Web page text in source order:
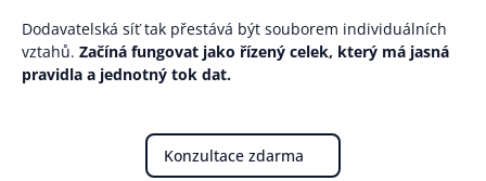
Dodavatelská síť tak přestává být souborem individuálních
vztahů. Začíná fungovat jako řízený celek, který má jasná
pravidla a jednotný tok dat.
Konzultace zdarma